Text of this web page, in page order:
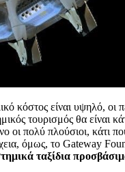
κόστος είναι υψηλό, οι
τουρισμός θα είναι
οι πολύ πλούσιοι, κάτι
όμως, το Gateway
ταξίδια